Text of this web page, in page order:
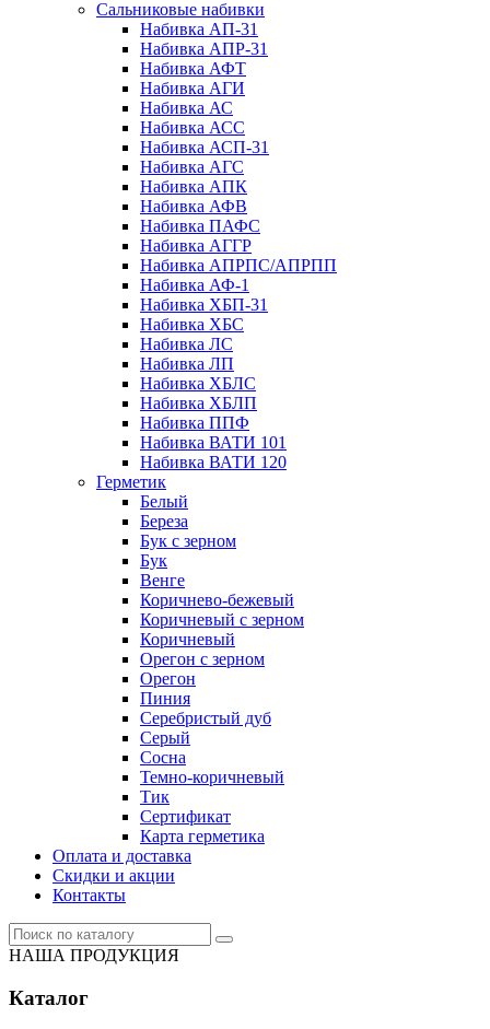
Сальниковые набивки
Набивка АП-31
Набивка АПР-31
Набивка АФТ
Набивка АГИ
Набивка АС
Набивка АСС
Набивка АСП-31
Набивка АГС
Набивка АПК
Набивка АФВ
Набивка ПАФС
Набивка АГГР
Набивка АПРПС/АПРПП
Набивка АФ-1
Набивка ХБП-31
Набивка ХБС
Набивка ЛС
Набивка ЛП
Набивка ХБЛС
Набивка ХБЛП
Набивка ППФ
Набивка ВАТИ 101
Набивка ВАТИ 120
Герметик
Белый
Береза
Бук с зерном
Бук
Венге
Коричнево-бежевый
Коричневый с зерном
Коричневый
Орегон с зерном
Орегон
Пиния
Серебристый дуб
Серый
Сосна
Темно-коричневый
Тик
Сертификат
Карта герметика
Оплата и доставка
Cкидки и акции
Контакты
НАША ПРОДУКЦИЯ
Каталог